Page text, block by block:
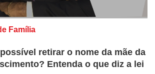
Família
retirar o nome da mãe da
Entenda o que diz a lei